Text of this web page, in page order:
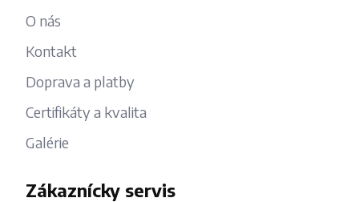
O nás
Kontakt
Doprava a platby
Certifikáty a kvalita
Galérie
Zákaznícky servis